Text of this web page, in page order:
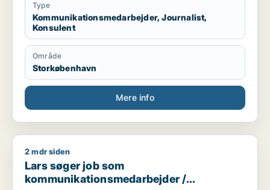
Type
Kommunikationsmedarbejder, Journalist,
Konsulent
Område
Storkøbenhavn
Mere info
Lars søger job som kommunikationsmedarbejder /
2 mdr siden
Lars søger job som
kommunikationsmedarbejder /